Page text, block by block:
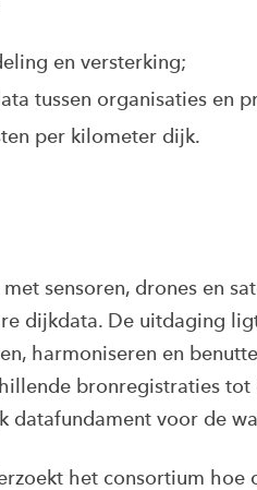
en versterking;
tussen organisaties en
per kilometer dijk.
sensoren, drones en
dijkdata. De uitdaging
harmoniseren en
bronregistraties tot
datafundament voor de
het consortium hoe